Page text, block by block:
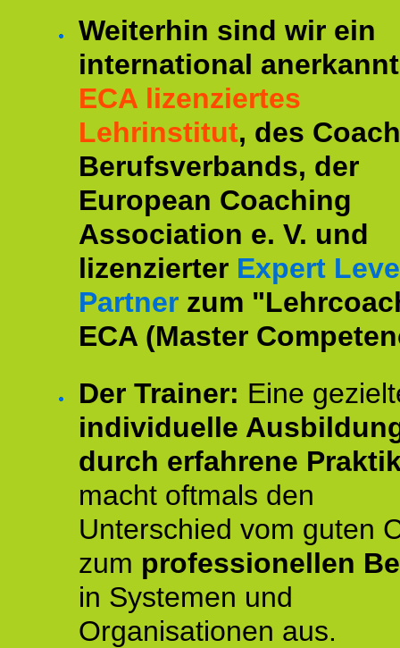
Weiterhin sind wir ein
international
ECA lizenziertes
Lehrinstitut, des
Berufsverbands, der
European Coaching
Association e. V. und
lizenzierter Expert
Partner zum
ECA (Master
Der Trainer: Eine
individuelle
durch erfahrene
macht oftmals den
Unterschied vom guten
zum professionellen
in Systemen und
Organisationen aus.